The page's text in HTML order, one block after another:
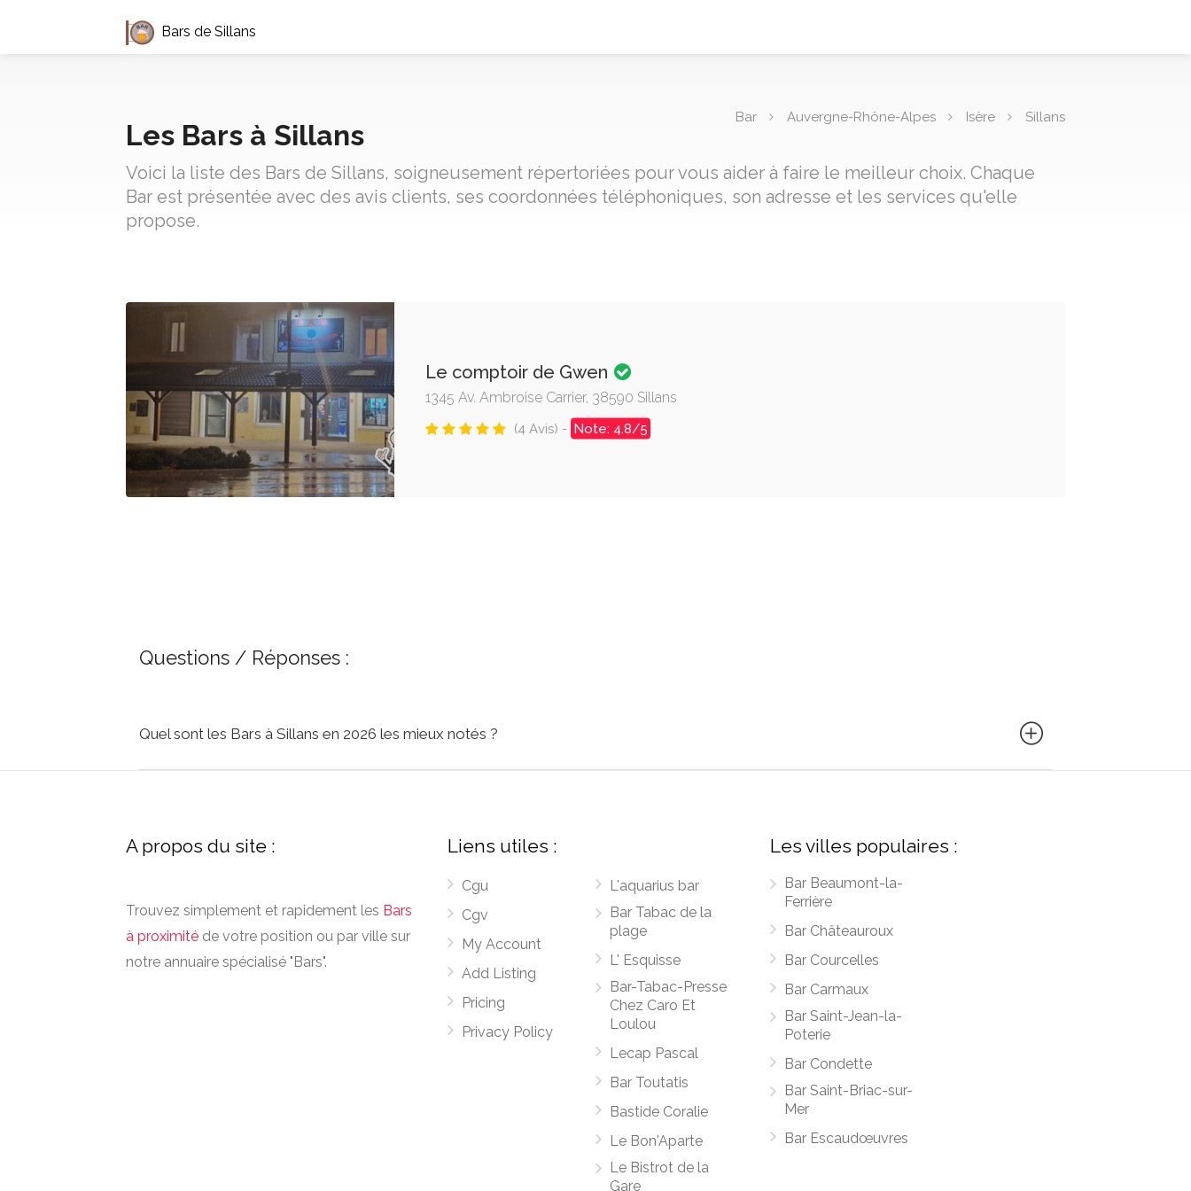
Bars de Sillans
Bar Auvergne-Rhône-Alpes Isère Sillans
Les Bars à Sillans
Voici la liste des Bars de Sillans, soigneusement répertoriées pour vous aider à faire le meilleur choix. Chaque
Bar est présentée avec des avis clients, ses coordonnées téléphoniques, son adresse et les services qu'elle
propose.
Le comptoir de Gwen
1345 Av. Ambroise Carrier, 38590 Sillans
(4 Avis) - Note: 4.8/5
Questions / Réponses :
Quel sont les Bars à Sillans en 2026 les mieux notés ?
A propos du site :
Trouvez simplement et rapidement les Bars
à proximité de votre position ou par ville sur
notre annuaire spécialisé "Bars".
Liens utiles :
Cgu
Cgv
My Account
Add Listing
Pricing
Privacy Policy
L'aquarius bar
Bar Tabac de la
plage
L' Esquisse
Bar-Tabac-Presse
Chez Caro Et
Loulou
Lecap Pascal
Bar Toutatis
Bastide Coralie
Le Bon'Aparte
Le Bistrot de la
Gare
Les villes populaires :
Bar Beaumont-la-
Ferrière
Bar Châteauroux
Bar Courcelles
Bar Carmaux
Bar Saint-Jean-la-
Poterie
Bar Condette
Bar Saint-Briac-sur-
Mer
Bar Escaudœuvres